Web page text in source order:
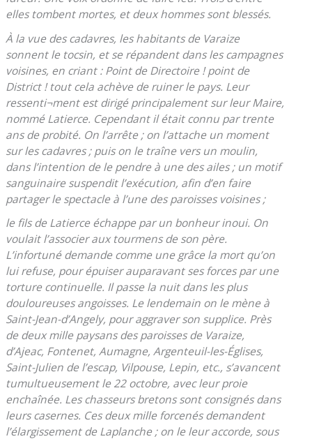
elles tombent mortes, et deux hommes sont blessés.
À la vue des cadavres, les habitants de Varaize
sonnent le tocsin, et se répandent dans les campagnes
voisines, en criant : Point de Directoire ! point de
District ! tout cela achève de ruiner le pays. Leur
ressenti¬ment est dirigé principalement sur leur Maire,
nommé Latierce. Cependant il était connu par trente
ans de probité. On l’arrête ; on l’attache un moment
sur les cadavres ; puis on le traîne vers un moulin,
dans l’intention de le pendre à une des ailes ; un motif
sanguinaire suspendit l’exécution, afin d’en faire
partager le spectacle à l’une des paroisses voisines ;
le fils de Latierce échappe par un bonheur inoui. On
voulait l’associer aux tourmens de son père.
L’infortuné demande comme une grâce la mort qu’on
lui refuse, pour épuiser auparavant ses forces par une
torture continuelle. Il passe la nuit dans les plus
douloureuses angoisses. Le lendemain on le mène à
Saint-Jean-d’Angely, pour aggraver son supplice. Près
de deux mille paysans des paroisses de Varaize,
d’Ajeac, Fontenet, Aumagne, Argenteuil-les-Églises,
Saint-Julien de l’escap, Vilpouse, Lepin, etc., s’avancent
tumultueusement le 22 octobre, avec leur proie
enchaînée. Les chasseurs bretons sont consignés dans
leurs casernes. Ces deux mille forcenés demandent
l’élargissement de Laplanche ; on le leur accorde, sous